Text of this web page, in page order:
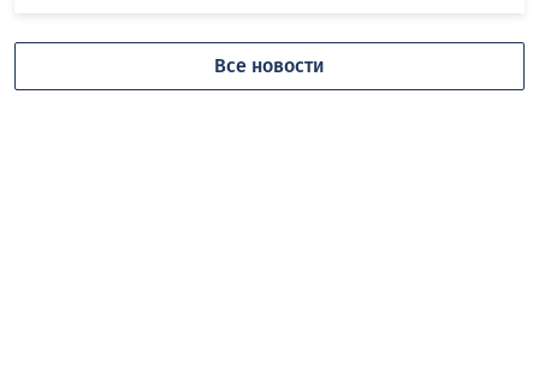
Все новости